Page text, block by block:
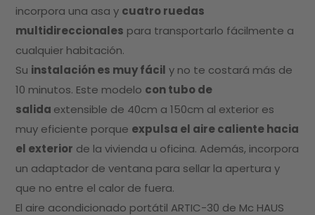
incorpora una asa y cuatro ruedas
multidireccionales para transportarlo fácilmente a
cualquier habitación.
Su instalación es muy fácil y no te costará más de
10 minutos. Este modelo con tubo de
salida extensible de 40cm a 150cm al exterior es
muy eficiente porque expulsa el aire caliente hacia
el exterior de la vivienda u oficina. Además, incorpora
un adaptador de ventana para sellar la apertura y
que no entre el calor de fuera.
El aire acondicionado portátil ARTIC-30 de Mc HAUS